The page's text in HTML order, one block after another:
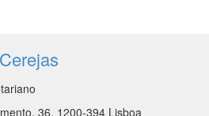
36, 1200-394 Lisboa